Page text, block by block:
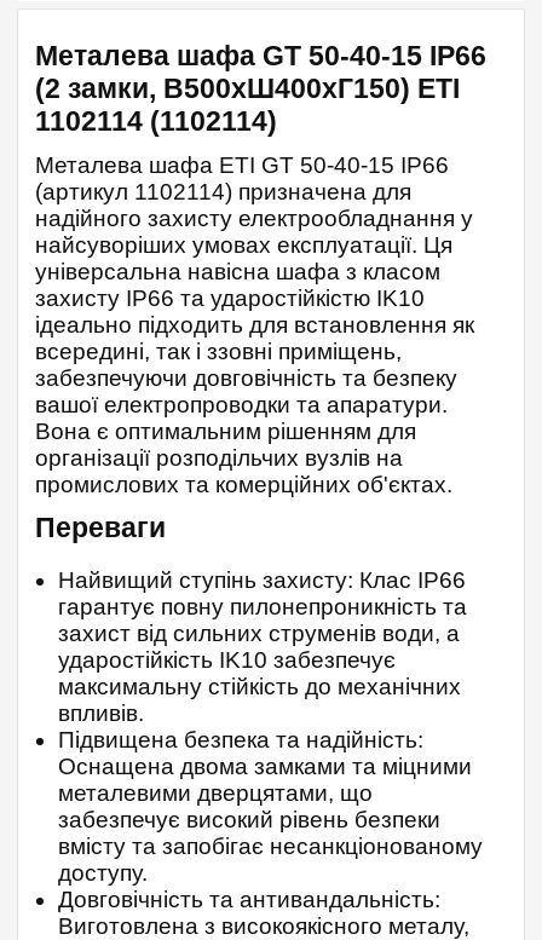
Металева шафа GT 50-40-15 IP66
(2 замки, В500xШ400xГ150) ETI
1102114 (1102114)
Металева шафа ETI GT 50-40-15 IP66
(артикул 1102114) призначена для
надійного захисту електрообладнання у
найсуворіших умовах експлуатації. Ця
універсальна навісна шафа з класом
захисту IP66 та ударостійкістю IK10
ідеально підходить для встановлення як
всередині, так і ззовні приміщень,
забезпечуючи довговічність та безпеку
вашої електропроводки та апаратури.
Вона є оптимальним рішенням для
організації розподільчих вузлів на
промислових та комерційних об'єктах.
Переваги
Найвищий ступінь захисту: Клас IP66
гарантує повну пилонепроникність та
захист від сильних струменів води, а
ударостійкість IK10 забезпечує
максимальну стійкість до механічних
впливів.
Підвищена безпека та надійність:
Оснащена двома замками та міцними
металевими дверцятами, що
забезпечує високий рівень безпеки
вмісту та запобігає несанкціонованому
доступу.
Довговічність та антивандальність:
Виготовлена з високоякісного металу,